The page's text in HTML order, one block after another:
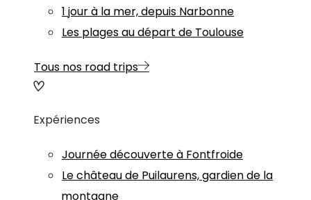
1 jour à la mer, depuis Narbonne
Les plages au départ de Toulouse
Tous nos road trips
Expériences
Journée découverte à Fontfroide
Le château de Puilaurens, gardien de la
montagne